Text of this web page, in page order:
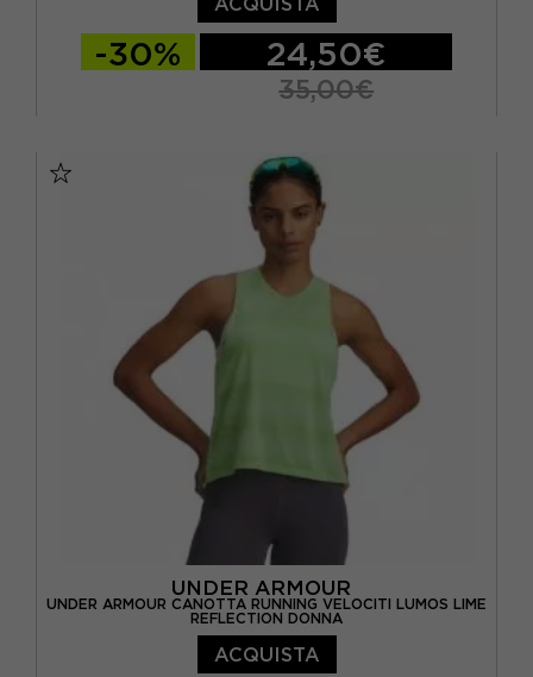
-30% 24,50€
35,00€
UNDER ARMOUR
UNDER ARMOUR CANOTTA RUNNING VELOCITI LUMOS LIME
REFLECTION DONNA
ACQUISTA